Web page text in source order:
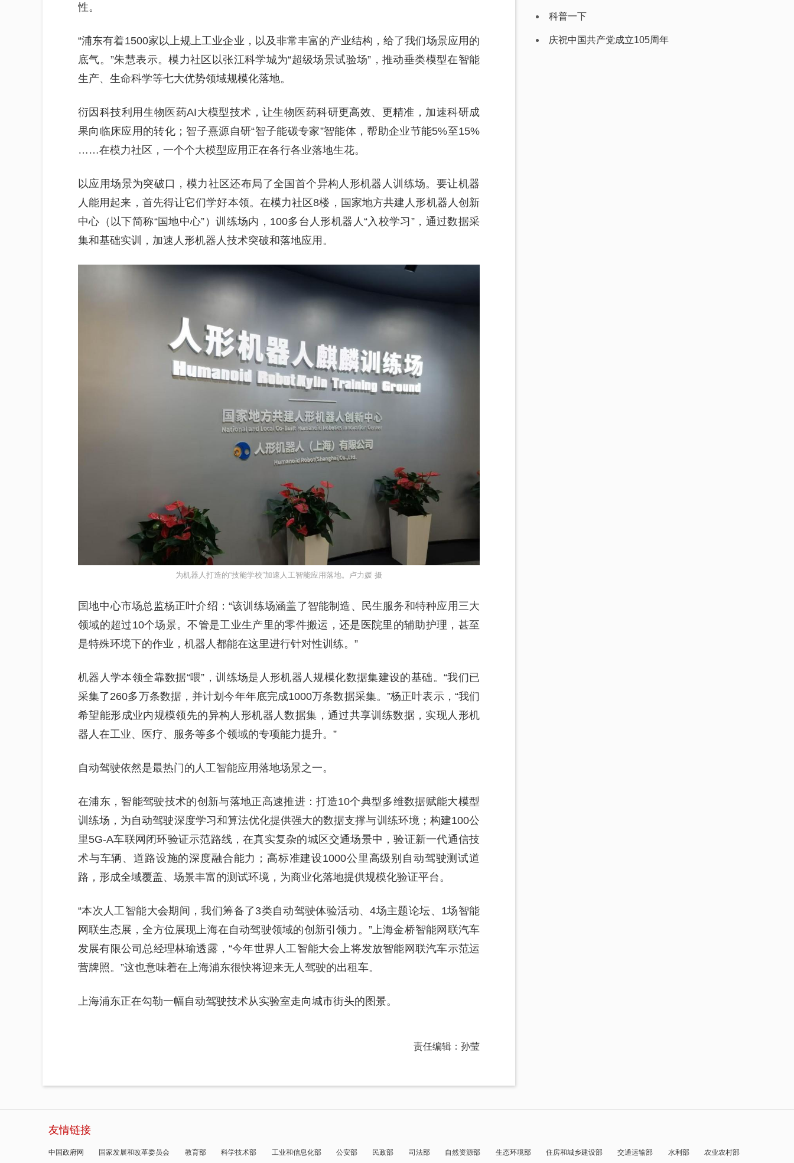
性。
“浦东有着1500家以上规上工业企业，以及非常丰富的产业结构，给了我们场景应用的
底气。”朱慧表示。模力社区以张江科学城为“超级场景试验场”，推动垂类模型在智能
生产、生命科学等七大优势领域规模化落地。
衍因科技利用生物医药AI大模型技术，让生物医药科研更高效、更精准，加速科研成
果向临床应用的转化；智子熹源自研“智子能碳专家”智能体，帮助企业节能5%至15%
……在模力社区，一个个大模型应用正在各行各业落地生花。
以应用场景为突破口，模力社区还布局了全国首个异构人形机器人训练场。要让机器
人能用起来，首先得让它们学好本领。在模力社区8楼，国家地方共建人形机器人创新
中心（以下简称“国地中心”）训练场内，100多台人形机器人“入校学习”，通过数据采
集和基础实训，加速人形机器人技术突破和落地应用。
为机器人打造的“技能学校”加速人工智能应用落地。卢力媛 摄
国地中心市场总监杨正叶介绍：“该训练场涵盖了智能制造、民生服务和特种应用三大
领域的超过10个场景。不管是工业生产里的零件搬运，还是医院里的辅助护理，甚至
是特殊环境下的作业，机器人都能在这里进行针对性训练。”
机器人学本领全靠数据“喂”，训练场是人形机器人规模化数据集建设的基础。“我们已
采集了260多万条数据，并计划今年年底完成1000万条数据采集。”杨正叶表示，“我们
希望能形成业内规模领先的异构人形机器人数据集，通过共享训练数据，实现人形机
器人在工业、医疗、服务等多个领域的专项能力提升。”
自动驾驶依然是最热门的人工智能应用落地场景之一。
在浦东，智能驾驶技术的创新与落地正高速推进：打造10个典型多维数据赋能大模型
训练场，为自动驾驶深度学习和算法优化提供强大的数据支撑与训练环境；构建100公
里5G-A车联网闭环验证示范路线，在真实复杂的城区交通场景中，验证新一代通信技
术与车辆、道路设施的深度融合能力；高标准建设1000公里高级别自动驾驶测试道
路，形成全域覆盖、场景丰富的测试环境，为商业化落地提供规模化验证平台。
“本次人工智能大会期间，我们筹备了3类自动驾驶体验活动、4场主题论坛、1场智能
网联生态展，全方位展现上海在自动驾驶领域的创新引领力。”上海金桥智能网联汽车
发展有限公司总经理林瑜透露，“今年世界人工智能大会上将发放智能网联汽车示范运
营牌照。”这也意味着在上海浦东很快将迎来无人驾驶的出租车。
上海浦东正在勾勒一幅自动驾驶技术从实验室走向城市街头的图景。
责任编辑：孙莹
科普一下
庆祝中国共产党成立105周年
友情链接
中国政府网 国家发展和改革委员会 教育部 科学技术部 工业和信息化部 公安部 民政部 司法部 自然资源部 生态环境部 住房和城乡建设部 交通运输部 水利部 农业农村部